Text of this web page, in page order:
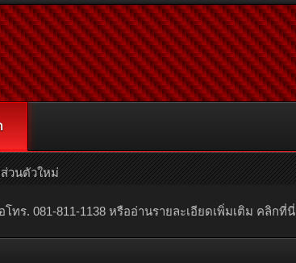
โทร. 081-811-1138 หรืออ่านรายละเอียดเพิ่มเติม คลิกที่นี่
วนตัวใหม่